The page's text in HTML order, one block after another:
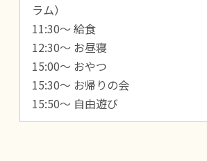
ラム）
11:30～ 給食
12:30～ お昼寝
15:00～ おやつ
15:30～ お帰りの会
15:50～ 自由遊び